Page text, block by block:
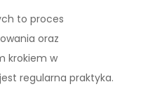
to proces
oraz
krokiem w
regularna praktyka.